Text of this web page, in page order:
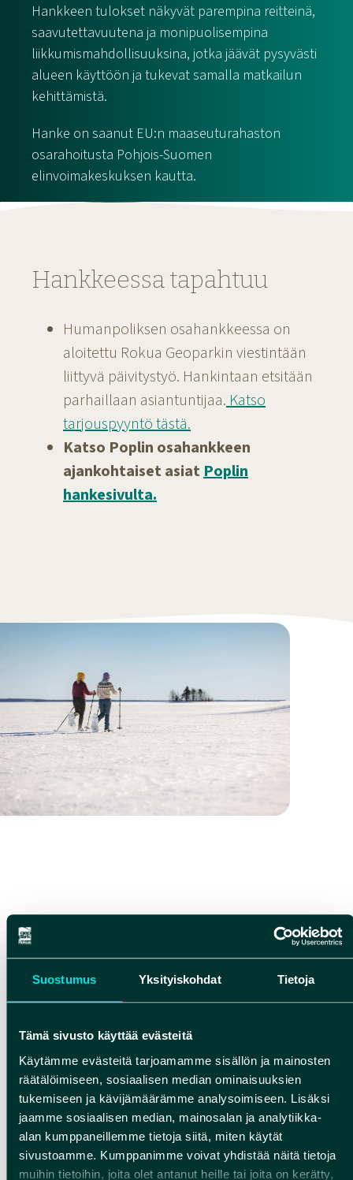
Suostumus Yksityiskohdat Tietoja
Tämä sivusto käyttää evästeitä
Käytämme evästeitä tarjoamamme sisällön ja mainosten
räätälöimiseen, sosiaalisen median ominaisuuksien
tukemiseen ja kävijämäärämme analysoimiseen. Lisäksi
jaamme sosiaalisen median, mainosalan ja analytiikka-
alan kumppaneillemme tietoja siitä, miten käytät
sivustoamme. Kumppanimme voivat yhdistää näitä tietoja
muihin tietoihin, joita olet antanut heille tai joita on kerätty,
Hankkeen tulokset näkyvät parempina reitteinä,
saavutettavuutena ja monipuolisempina
liikkumismahdollisuuksina, jotka jäävät pysyvästi
alueen käyttöön ja tukevat samalla matkailun
kehittämistä.
Hanke on saanut EU:n maaseuturahaston
osarahoitusta Pohjois-Suomen
elinvoimakeskuksen kautta.
Hankkeessa tapahtuu
Humanpoliksen osahankkeessa on
aloitettu Rokua Geoparkin viestintään
liittyvä päivitystyö. Hankintaan etsitään
parhaillaan asiantuntijaa.Katso
tarjouspyyntö tästä.
Katso Poplin osahankkeen
ajankohtaiset asiatPoplin
hankesivulta.
Hankkeen nimi:
Liiku Hyvin – liikunta- ja hyvinvointielämyksistä